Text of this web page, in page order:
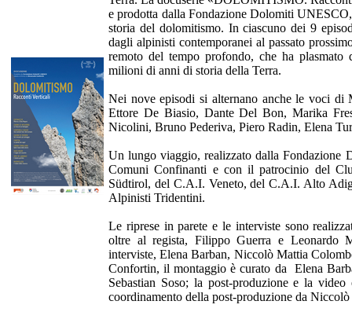
e prodotta dalla Fondazione Dolomiti
storia del dolomitismo. In ciascuno dei 9
dagli alpinisti contemporanei al passato
remoto del tempo profondo, che ha plasmato
milioni di anni di storia della Terra.
Nei nove episodi si alternano anche le voci di
Ettore De Biasio, Dante Del Bon, Marika
Nicolini, Bruno Pederiva, Piero Radin, Elena
Un lungo viaggio, realizzato dalla
Comuni Confinanti e con il patrocinio del
Südtirol, del C.A.I. Veneto, del C.A.I. Alto
Alpinisti Tridentini.
Le riprese in parete e le interviste sono
oltre al regista, Filippo Guerra e Leonardo
interviste, Elena Barban, Niccolò Mattia
Confortin, il montaggio è curato da Elena
Sebastian Soso; la post-produzione e la
coordinamento della post-produzione da